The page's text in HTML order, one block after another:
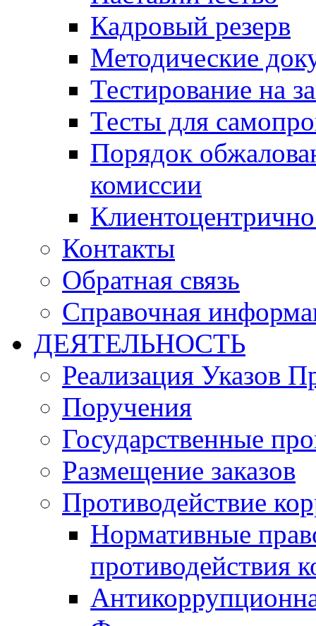
Кадровый резерв
Методические
Тестирование на
Тесты для
Порядок
комиссии
Контакты
Обратная связь
Справочная
ДЕЯТЕЛЬНОСТЬ
Реализация Указов
Поручения
Государственные
Размещение заказов
Противодействие
Нормативные
противодействия